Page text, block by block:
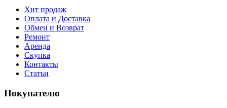
Хит продаж
Оплата и Доставка
Обмен и Возврат
Ремонт
Аренда
Скупка
Контакты
Статьи
Покупателю